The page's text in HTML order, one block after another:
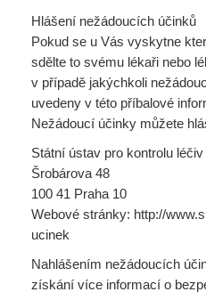
Hlášení nežádoucích účinků
Pokud se u Vás vyskytne
sdělte to svému lékaři nebo
v případě jakýchkoli
uvedeny v této příbalové
Nežádoucí účinky můžete
Státní ústav pro kontrolu léčiv
Šrobárova 48
100 41 Praha 10
Webové stránky: http://
ucinek
Nahlášením nežádoucích
získání více informací o